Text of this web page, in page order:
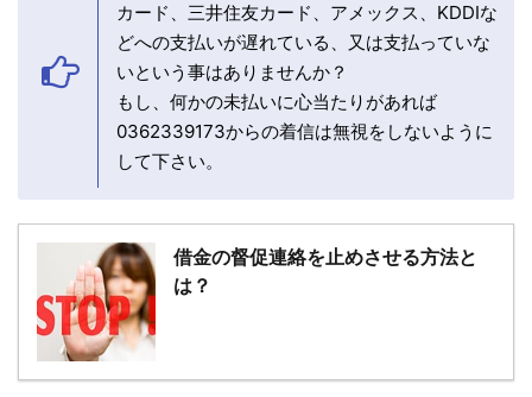
カード、三井住友カード、アメックス、KDDIな
どへの支払いが遅れている、又は支払っていな
いという事はありませんか？
もし、何かの未払いに心当たりがあれば
0362339173からの着信は無視をしないように
して下さい。
借金の督促連絡を止めさせる方法と
は？